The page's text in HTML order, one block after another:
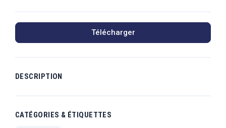
Télécharger
DESCRIPTION
CATÉGORIES & ÉTIQUETTES